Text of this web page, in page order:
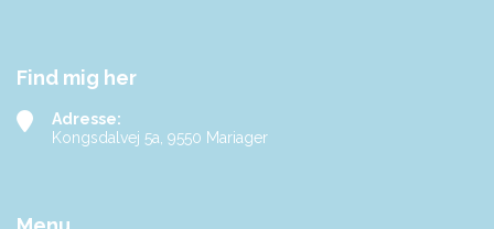
Find mig her
Adresse:
Kongsdalvej 5a, 9550 Mariager